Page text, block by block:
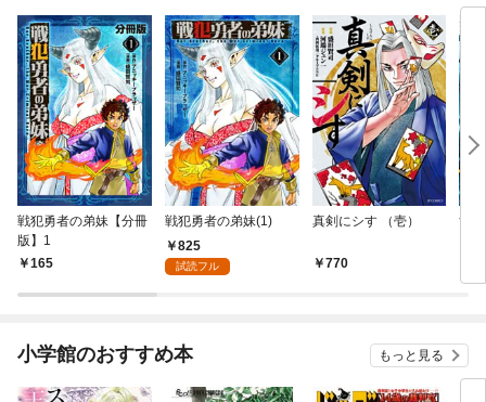
戦犯勇者の弟妹【分冊
版】1
165
戦犯勇者の弟妹(1)
825
試読フル
真剣にシす （壱）
770
隻
小学館のおすすめ本 もっと見る